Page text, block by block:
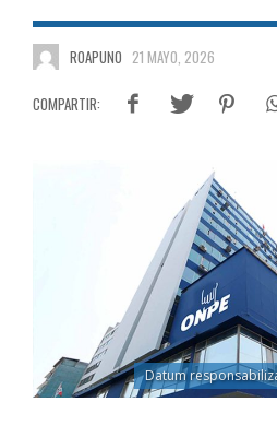
ROAPUNO 21 MAYO, 2026
Datum